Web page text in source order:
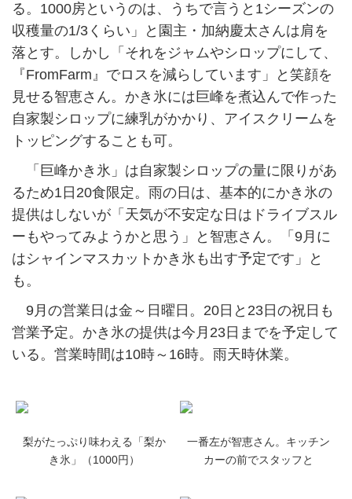
る。1000房というのは、うちで言うと1シーズンの
収穫量の1/3くらい」と園主・加納慶太さんは肩を
落とす。しかし「それをジャムやシロップにして、
『FromFarm』でロスを減らしています」と笑顔を
見せる智恵さん。かき氷には巨峰を煮込んで作った
自家製シロップに練乳がかかり、アイスクリームを
トッピングすることも可。
「巨峰かき氷」は自家製シロップの量に限りがあ
るため1日20食限定。雨の日は、基本的にかき氷の
提供はしないが「天気が不安定な日はドライブスル
ーもやってみようかと思う」と智恵さん。「9月に
はシャインマスカットかき氷も出す予定です」と
も。
9月の営業日は金～日曜日。20日と23日の祝日も
営業予定。かき氷の提供は今月23日までを予定して
いる。営業時間は10時～16時。雨天時休業。
梨がたっぷり味わえる「梨か
き氷」（1000円）
一番左が智恵さん。キッチン
カーの前でスタッフと